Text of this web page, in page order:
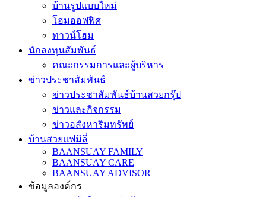
บ้านรูปแบบใหม่
โฮมออฟฟิศ
ทาวน์โฮม
นักลงทุนสัมพันธ์
คณะกรรมการและผู้บริหาร
ข่าวประชาสัมพันธ์
ข่าวประชาสัมพันธ์บ้านสวยกรุ๊ป
ข่าวและกิจกรรม
ข่าวอสังหาริมทรัพย์
บ้านสวยแฟมิลี่
BAANSUAY FAMILY
BAANSUAY CARE
BAANSUAY ADVISOR
ข้อมูลองค์กร